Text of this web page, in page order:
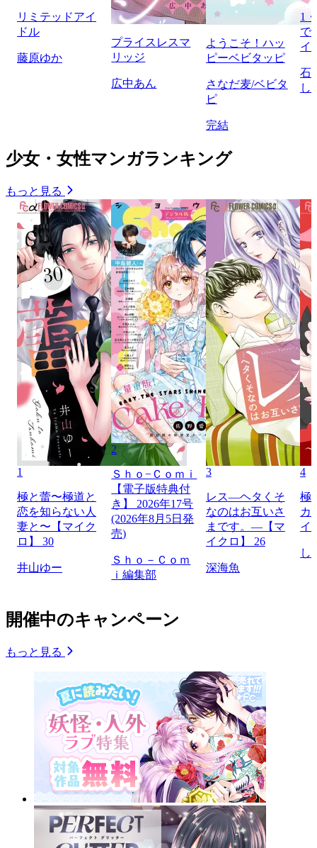
リミテッドアイ
ドル
藤原ゆか
プライスレスマ
リッジ
広中あん
ようこそ！ハッ
ピーベビタッピ
さなだ麦/ベビタ
ピ
完結
1
で
イ
石
し
少女・女性マンガランキング
もっと見る
1
極と蕾〜極道と
恋を知らない人
妻と〜【マイク
ロ】 30
井山ゆー
2
Ｓｈｏ−Ｃｏｍｉ
【電子版特典付
き】 2026年17号
(2026年8月5日発
売)
Ｓｈｏ－Ｃｏｍ
ｉ編集部
3
レス―ヘタくそ
なのはお互いさ
まです。―【マ
イクロ】 26
深海魚
4
極
カ
イ
し
開催中のキャンペーン
もっと見る